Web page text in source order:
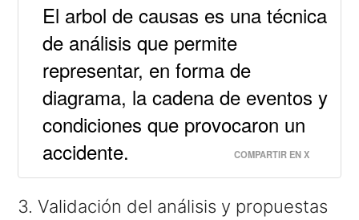
El arbol de causas es una técnica
de análisis que permite
representar, en forma de
diagrama, la cadena de eventos y
condiciones que provocaron un
accidente.
COMPARTIR EN X
3. Validación del análisis y propuestas